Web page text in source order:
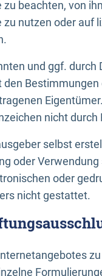
beachten, von
nutzen oder auf
und ggf. durch
nicht
selbst
oder
oder
nicht gestattet.